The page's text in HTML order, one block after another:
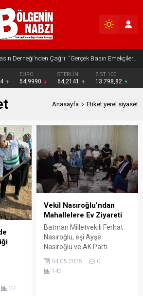
Batman Basın Derneği’nden Çağrı: “Gerçek Basın Emekçileri Desteklenmeli”
EURO
54,9990
STERLİN
64,2141
BIST 100
13.798,82
Anasayfa Etiket:yerel siyaset
27
Vekil Nasıroğlu’ndan
Mahallelere Ev Ziyareti
Batman Milletvekili Ferhat
Nasıroğlu, eşi Ayşe
Nasıroğlu ve AK Parti
Merkez İlçe Başkanı Fatih
Doğu ile birlikte 19 Mayıs ve
Bağlar Mahallelerinde ev
04.05.2025
0
143